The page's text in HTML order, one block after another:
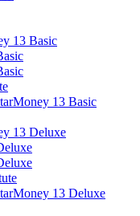
13 Basic
13 Basic
13 Deluxe
13 Deluxe